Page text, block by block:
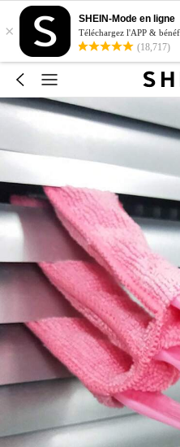
×
SHEIN-Mode en ligne
Téléchargez l'APP &
(18,717)